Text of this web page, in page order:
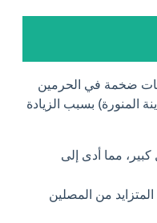
ضخمة في الحرمين
المنورة) بسبب الزيادة
مما أدى إلى
من المصلين